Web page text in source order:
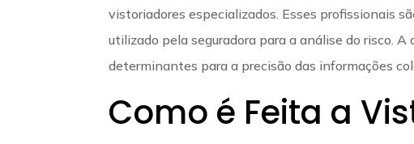
vistoriadores especializados. Esses profissionais
utilizado pela seguradora para a análise do risco.
determinantes para a precisão das informações
Como é Feita a